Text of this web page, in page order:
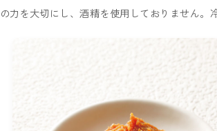
を大切にし、酒精を使用しておりません。